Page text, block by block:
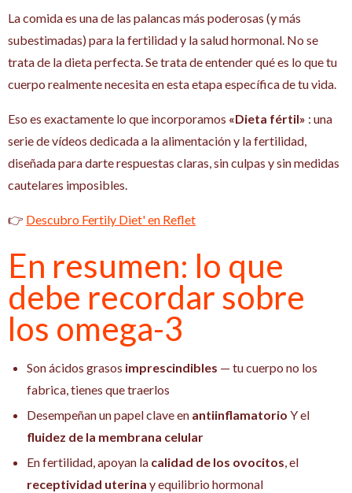
La comida es una de las palancas más poderosas (y más
subestimadas) para la fertilidad y la salud hormonal. No se
trata de la dieta perfecta. Se trata de entender qué es lo que tu
cuerpo realmente necesita en esta etapa específica de tu vida.
Eso es exactamente lo que incorporamos «Dieta fértil» : una
serie de vídeos dedicada a la alimentación y la fertilidad,
diseñada para darte respuestas claras, sin culpas y sin medidas
cautelares imposibles.
👉 Descubro Fertily Diet' en Reflet
En resumen: lo que
debe recordar sobre
los omega-3
Son ácidos grasos imprescindibles — tu cuerpo no los
fabrica, tienes que traerlos
Desempeñan un papel clave en antiinflamatorio Y el
fluidez de la membrana celular
En fertilidad, apoyan la calidad de los ovocitos, el
receptividad uterina y equilibrio hormonal